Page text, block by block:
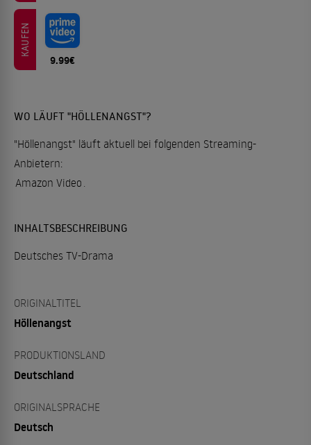
KAUFEN
9.99€
WO LÄUFT "HÖLLENANGST"?
"Höllenangst" läuft aktuell bei folgenden Streaming-
Anbietern:
Amazon Video .
INHALTSBESCHREIBUNG
Deutsches TV-Drama
ORIGINALTITEL
Höllenangst
PRODUKTIONSLAND
Deutschland
ORIGINALSPRACHE
Deutsch